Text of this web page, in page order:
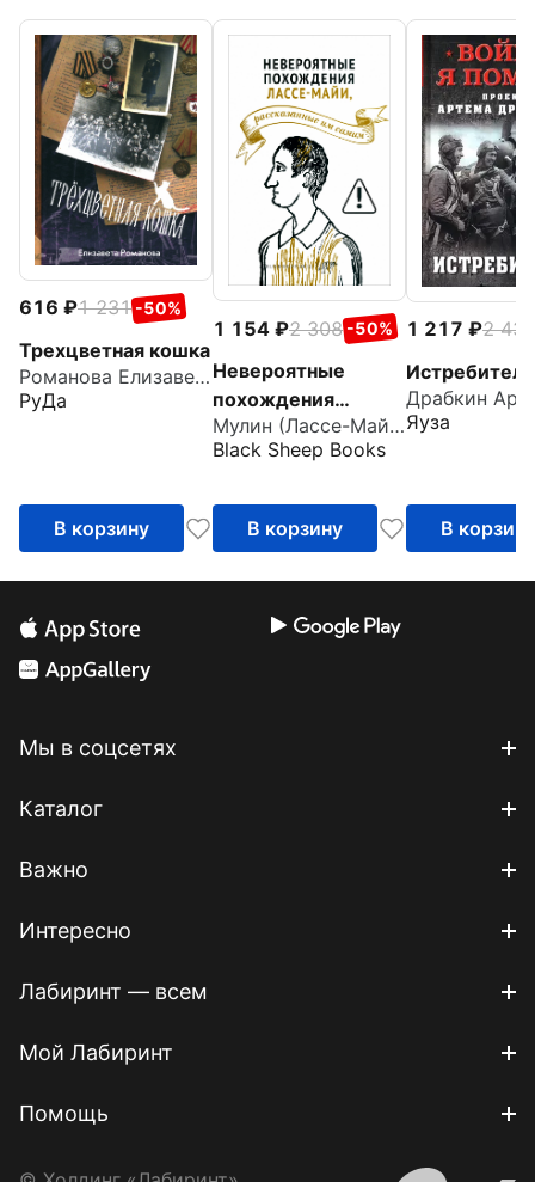
616 1 231 -50%
Трехцветная кошка
Романова Елизавета Сергеевна
РуДа
В корзину
1 154 2 308 -50%
Невероятные
похождения
Лассе-Майи,
рассказанные им
Мулин (Лассе-Майя) Ларс
Black Sheep Books
В корзину
1 217
2 433
Истребители
Яуза
В корзину
Мы в соцсетях
Каталог
Важно
Интересно
Лабиринт — всем
Мой Лабиринт
Помощь